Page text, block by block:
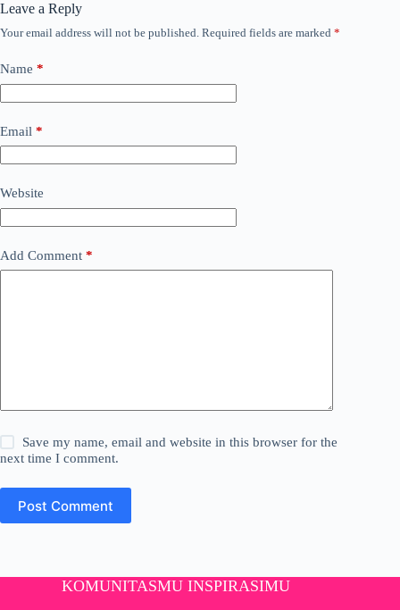
Leave a Reply
Your email address will not be published. Required fields are marked *
Name *
Email *
Website
Add Comment *
Save my name, email and website in this browser for the
next time I comment.
Post Comment
KOMUNITASMU INSPIRASIMU